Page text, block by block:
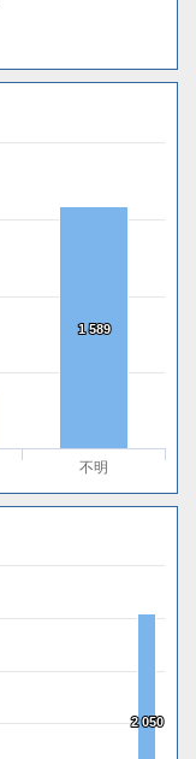
1 589
1 589
不明
2 050
2 050